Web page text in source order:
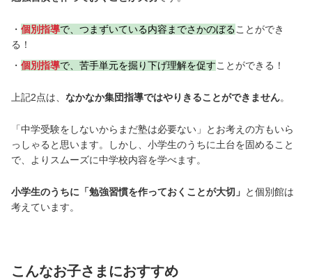
個別指導で、つまずいている内容までさかのぼることができ
る！
個別指導で、苦手単元を掘り下げ理解を促すことができる！
上記2点は、 なかなか集団指導ではやりきることができません。
「中学受験をしないからまだ塾は必要ない」とお考えの方もいら
っしゃると思います。しかし、小学生のうちに土台を固めること
で、よりスムーズに中学校内容を学べます。
小学生のうちに「勉強習慣を作っておくことが大切」 と個別館は
考えています。
こんなお子さまにおすすめ